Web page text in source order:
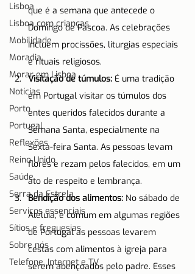
Lisboa
Lisboa com crianças
Mobilidade
Moradia
Morar em Lisboa
Notícias
Porto
Portugal
Reflexões
Reino Unido
Saúde
Serra da Estrela
Serviços essenciais
Sítios e freguesias
Sobre nós
Telefone, Internet e TV
que é a semana que antecede o
Domingo de Páscoa. As celebrações
incluem procissões, liturgias especiais
e rituais religiosos.
Visitação de túmulos: É uma tradição
em Portugal visitar os túmulos dos
entes queridos falecidos durante a
Semana Santa, especialmente na
Sexta-feira Santa. As pessoas levam
flores e rezam pelos falecidos, em um
ato de respeito e lembrança.
Bendição dos alimentos: No sábado de
Aleluia, é comum em algumas regiões
de Portugal as pessoas levarem
cestas com alimentos à igreja para
serem abençoados pelo padre. Esses